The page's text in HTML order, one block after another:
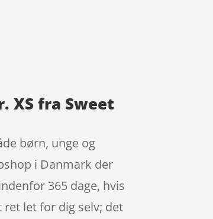
XS fra Sweet
børn, unge og
i Danmark der
365 dage, hvis
let for dig selv; det